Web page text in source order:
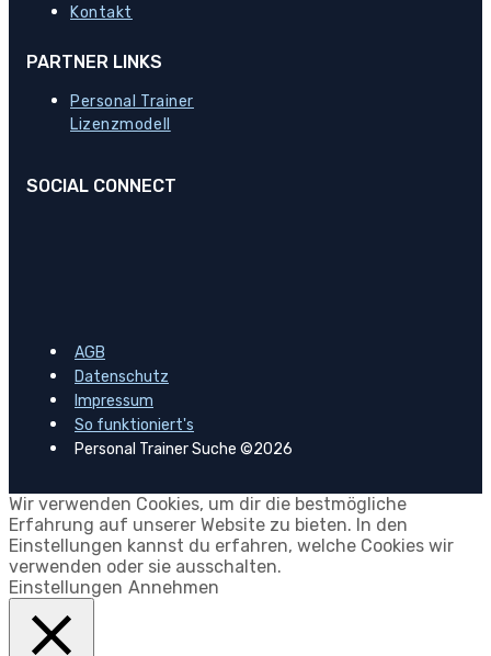
Kontakt
PARTNER LINKS
Personal Trainer
Lizenzmodell
SOCIAL CONNECT
AGB
Datenschutz
Impressum
So funktioniert's
Personal Trainer Suche ©2026
Wir verwenden Cookies, um dir die bestmögliche
Erfahrung auf unserer Website zu bieten. In den
Einstellungen kannst du erfahren, welche Cookies wir
verwenden oder sie ausschalten.
Einstellungen Annehmen